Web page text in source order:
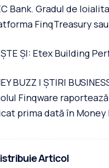
Bank. Gradul de
FinqTreasury
ȘI: Etex Building
BUZZ | ȘTIRI
Finqware
prima dată în
Articol